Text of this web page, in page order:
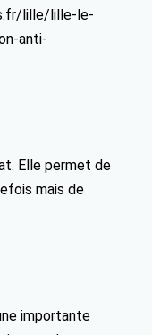
lille/lille-le-
anti-
Elle permet de
mais de
importante